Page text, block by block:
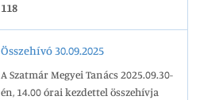
118
Összehívó 30.09.2025
A Szatmár Megyei Tanács 2025.09.30-
én, 14.00 órai kezdettel összehívja